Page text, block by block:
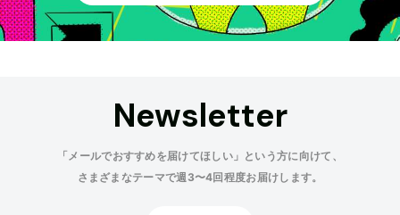
Newsletter
「メールでおすすめを届けてほしい」という方に向けて、
さまざまなテーマで週3〜4回程度お届けします。